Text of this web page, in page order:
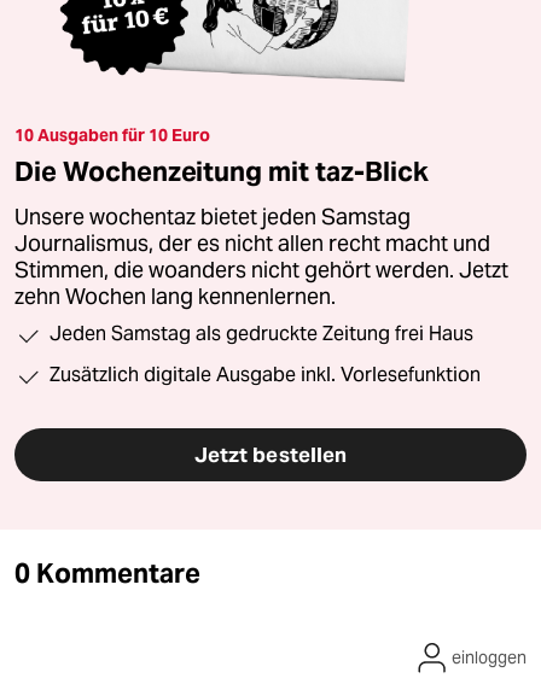
10 Ausgaben für 10 Euro
Die Wochenzeitung mit taz-Blick
Unsere wochentaz bietet jeden Samstag
Journalismus, der es nicht allen recht macht und
Stimmen, die woanders nicht gehört werden. Jetzt
zehn Wochen lang kennenlernen.
Jeden Samstag als gedruckte Zeitung frei Haus
Zusätzlich digitale Ausgabe inkl. Vorlesefunktion
Jetzt bestellen
0 Kommentare
einloggen